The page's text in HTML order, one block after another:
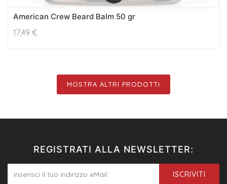
American Crew Beard Balm 50 gr
17,49 €
MOSTRA ALTRI PRODOTTI
REGISTRATI ALLA NEWSLETTER:
ISCRIVITI